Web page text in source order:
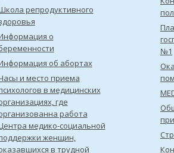
репродуктивного
о
об абортах
и место приема
в медицинских
где
работа
медико-социальной
женщин,
в трудной
№1